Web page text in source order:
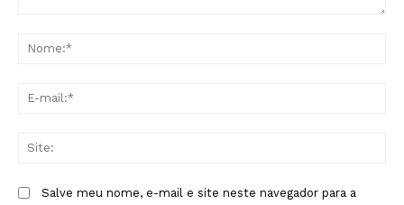
Salve meu nome, e-mail e site neste navegador para a